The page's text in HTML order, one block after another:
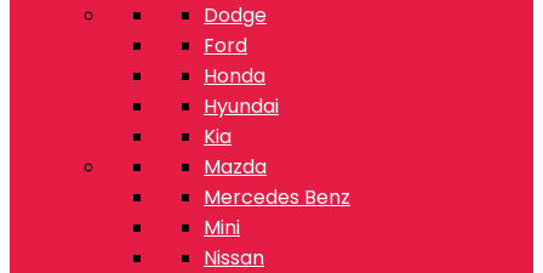
Dodge
Ford
Honda
Hyundai
Kia
Mazda
Mercedes Benz
Mini
Nissan